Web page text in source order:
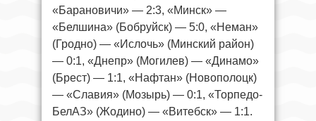
«Барановичи» — 2:3, «Минск» —
«Белшина» (Бобруйск) — 5:0, «Неман»
(Гродно) — «Ислочь» (Минский район)
— 0:1, «Днепр» (Могилев) — «Динамо»
(Брест) — 1:1, «Нафтан» (Новополоцк)
— «Славия» (Мозырь) — 0:1, «Торпедо-
БелАЗ» (Жодино) — «Витебск» — 1:1.